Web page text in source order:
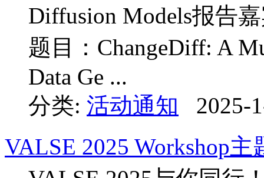
Diffusion Models报告
题目：ChangeDiff: A
Data Ge ...
分类: 活动通知
2025-
VALSE 2025 Workshop主